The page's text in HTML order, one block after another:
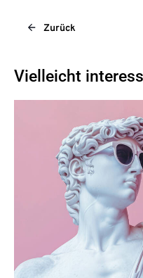
Zurück
Vielleicht